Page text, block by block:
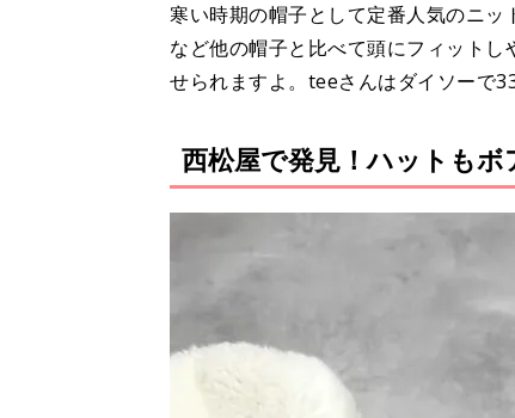
寒い時期の帽子として定番人気のニ
など他の帽子と比べて頭にフィット
せられますよ。teeさんはダイソーで
西松屋で発見！ハットもボ